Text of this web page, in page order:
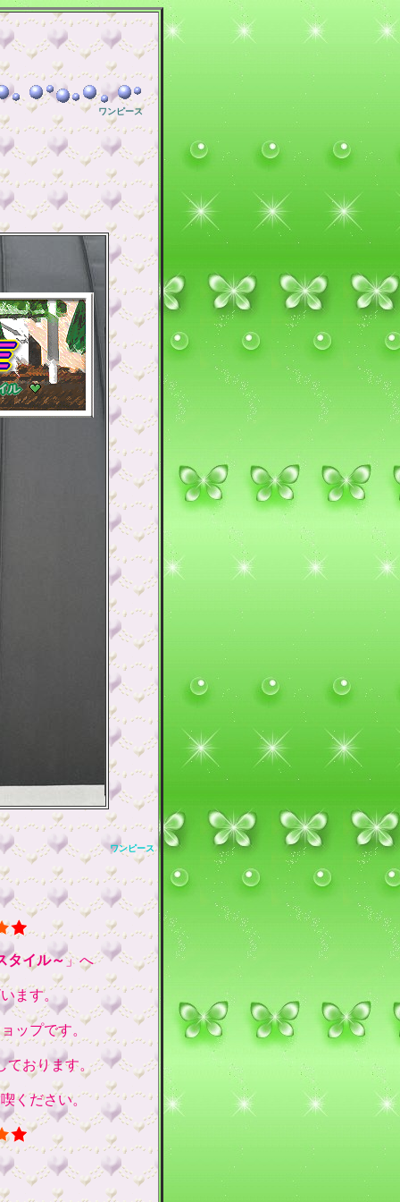
ワンピース
ワンピース
タイル～」へ
ます。
ップです。
ております。
ください。